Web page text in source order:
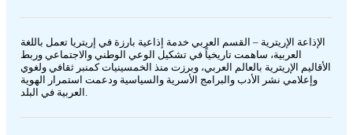
الإذاعة الإريترية – القسم العربي خدمة إذاعية بارزة في إريتريا تعمل باللغة
العربية، ساهمت تاريخياً في تشكيل الوعي الوطني والاجتماعي وربط
الأقاليم الإريترية بالعالم العربي، وبرزت منذ الخمسينيات كمنبر ثقافي ولغوي
وإعلامي نشر الأدب والبرامج الأسرية والسياسية ودعمت استمرار الهوية
العربية في البلد.